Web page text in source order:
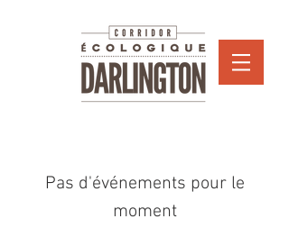
Pas d'événements pour le
moment